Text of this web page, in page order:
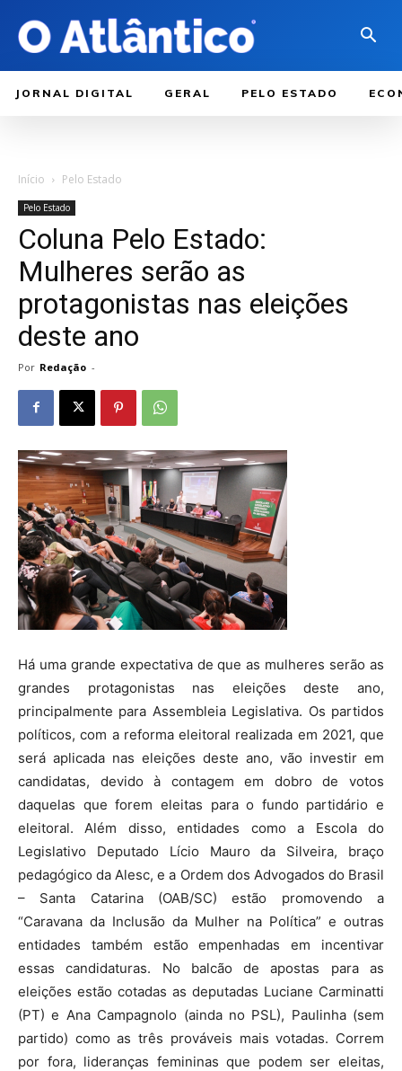
JORNAL DIGITAL GERAL PELO ESTADO
Início Pelo Estado
Pelo Estado
Coluna Pelo Estado:
Mulheres serão as
protagonistas nas eleições
deste ano
Por Redação -
Há uma grande expectativa de que as mulheres serão as
grandes protagonistas nas eleições deste ano,
principalmente para Assembleia Legislativa. Os partidos
políticos, com a reforma eleitoral realizada em 2021, que
será aplicada nas eleições deste ano, vão investir em
candidatas, devido à contagem em dobro de votos
daquelas que forem eleitas para o fundo partidário e
eleitoral. Além disso, entidades como a Escola do
Legislativo Deputado Lício Mauro da Silveira, braço
pedagógico da Alesc, e a Ordem dos Advogados do Brasil
– Santa Catarina (OAB/SC) estão promovendo a
“Caravana da Inclusão da Mulher na Política” e outras
entidades também estão empenhadas em incentivar
essas candidaturas. No balcão de apostas para as
eleições estão cotadas as deputadas Luciane Carminatti
(PT) e Ana Campagnolo (ainda no PSL), Paulinha (sem
partido) como as três prováveis mais votadas. Correm
por fora, lideranças femininas que podem ser eleitas,